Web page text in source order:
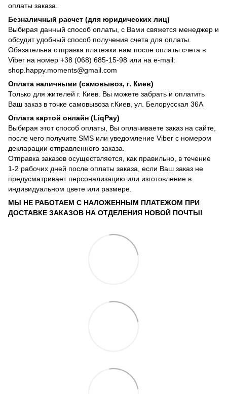
оплаты заказа.
Безналичный расчет (для юридических лиц)
Выбирая данный способ оплаты, с Вами свяжется менеджер и
обсудит удобный способ получения счета для оплаты.
Обязательна отправка платежки нам после оплаты счета в
Viber на номер +38 (068) 685-15-98 или на e-mail:
shop.happy.moments@gmail.com
Оплата наличными (самовывоз, г. Киев)
Только для жителей г. Киев. Вы можете забрать и оплатить
Ваш заказ в точке самовывоза г.Киев, ул. Белорусская 36А
Оплата картой онлайн (LiqPay)
Выбирая этот способ оплаты, Вы оплачиваете заказ на сайте,
после чего получите SMS или уведомление Viber с номером
декларации отправленного заказа.
Отправка заказов осуществляется, как правильно, в течение
1-2 рабочих дней после оплаты заказа, если Ваш заказ не
предусматривает персонализацию или изготовление в
индивидуальном цвете или размере.
МЫ НЕ РАБОТАЕМ С НАЛОЖЕННЫМ ПЛАТЕЖОМ ПРИ
ДОСТАВКЕ ЗАКАЗОВ НА ОТДЕЛЕНИЯ НОВОЙ ПОЧТЫ!